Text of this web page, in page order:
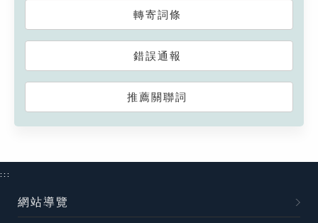
轉寄詞條
錯誤通報
推薦關聯詞
:::
網站導覽